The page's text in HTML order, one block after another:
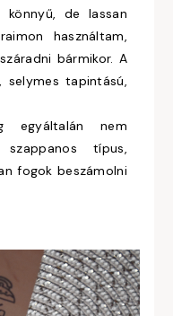
könnyű, de lassan
használtam,
bármikor. A
selymes tapintású,
egyáltalán nem
típus,
fogok beszámolni